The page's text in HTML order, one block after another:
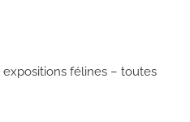
félines – toutes